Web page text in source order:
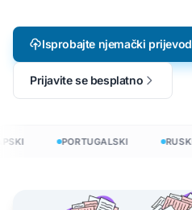
Isprobajte njemački prijevod
Prijavite se besplatno
PORTUGALSKI RUSKI